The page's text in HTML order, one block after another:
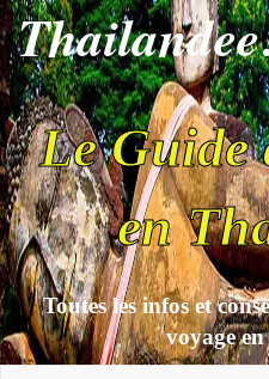
Le Guide
en
Toutes les infos et
voyage